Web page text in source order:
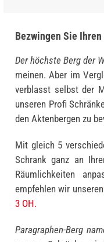
Bezwingen Sie
Der höchste Berg der
meinen. Aber im
verblasst selbst der
unseren Profi
den Aktenbergen zu
Mit gleich 5
Schrank ganz an
Räumlichkeiten
empfehlen wir unseren
3 OH.
Paragraphen-Berg